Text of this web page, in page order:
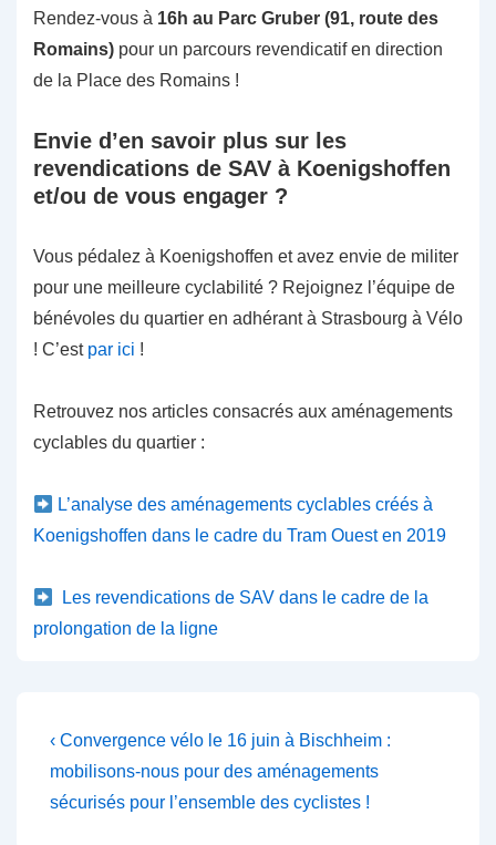
Rendez-vous à 16h au Parc Gruber (91, route des
Romains) pour un parcours revendicatif en direction
de la Place des Romains !
Envie d’en savoir plus sur les
revendications de SAV à Koenigshoffen
et/ou de vous engager ?
Vous pédalez à Koenigshoffen et avez envie de militer
pour une meilleure cyclabilité ? Rejoignez l’équipe de
bénévoles du quartier en adhérant à Strasbourg à Vélo
! C’est par ici !
Retrouvez nos articles consacrés aux aménagements
cyclables du quartier :
L’analyse des aménagements cyclables créés à
Koenigshoffen dans le cadre du Tram Ouest en 2019
Les revendications de SAV dans le cadre de la
prolongation de la ligne
Navigation
de
l’article
Previous
Post
is
‹ Convergence vélo le 16 juin à Bischheim :
mobilisons-nous pour des aménagements
sécurisés pour l’ensemble des cyclistes !